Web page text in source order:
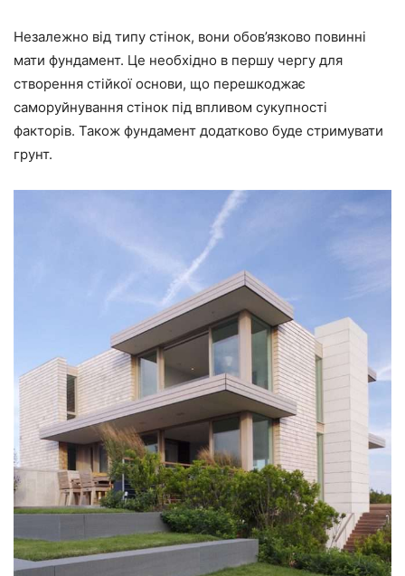
Незалежно від типу стінок, вони обов’язково повинні
мати фундамент. Це необхідно в першу чергу для
створення стійкої основи, що перешкоджає
саморуйнування стінок під впливом сукупності
факторів. Також фундамент додатково буде стримувати
грунт.